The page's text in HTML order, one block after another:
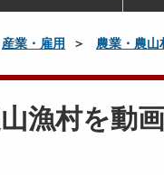
産業・雇用 農業・農山
漁村を動